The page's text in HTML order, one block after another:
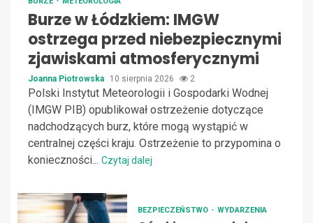
Burze w Łódzkiem: IMGW
ostrzega przed niebezpiecznymi
zjawiskami atmosferycznymi
Joanna Piotrowska 10 sierpnia 2026 2
Polski Instytut Meteorologii i Gospodarki Wodnej
(IMGW PIB) opublikował ostrzeżenie dotyczące
nadchodzących burz, które mogą wystąpić w
centralnej części kraju. Ostrzeżenie to przypomina o
konieczności... Czytaj dalej
BEZPIECZEŃSTWO WYDARZENIA